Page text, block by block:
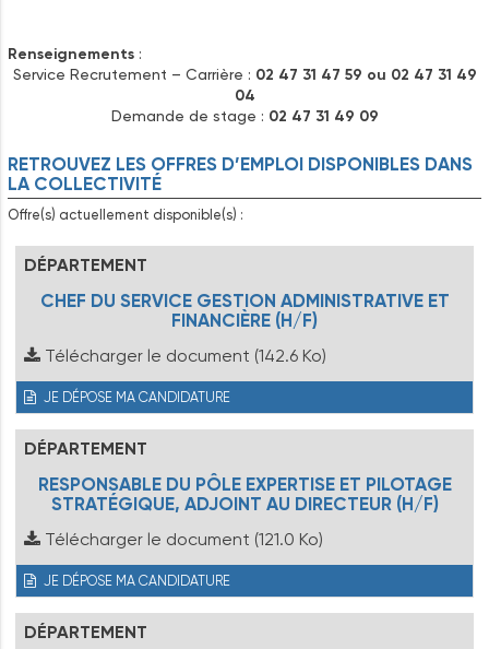
Renseignements :
Service Recrutement – Carrière : 02 47 31 47 59 ou 02 47 31 49
04
Demande de stage : 02 47 31 49 09
RETROUVEZ LES OFFRES D’EMPLOI DISPONIBLES DANS
LA COLLECTIVITÉ
Offre(s) actuellement disponible(s) :
DÉPARTEMENT
CHEF DU SERVICE GESTION ADMINISTRATIVE ET
FINANCIÈRE (H/F)
Télécharger le document (142.6 Ko)
JE DÉPOSE MA CANDIDATURE
DÉPARTEMENT
RESPONSABLE DU PÔLE EXPERTISE ET PILOTAGE
STRATÉGIQUE, ADJOINT AU DIRECTEUR (H/F)
Télécharger le document (121.0 Ko)
JE DÉPOSE MA CANDIDATURE
DÉPARTEMENT